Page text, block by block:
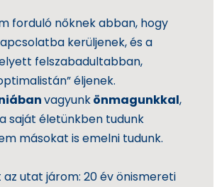
forduló nőknek abban, hogy
kerüljenek, és a
felszabadultabban,
éljenek.
vagyunkönmagunkkal,
saját életünkben tudunk
másokat is emelni tudunk.
az utat járom: 20 év önismereti